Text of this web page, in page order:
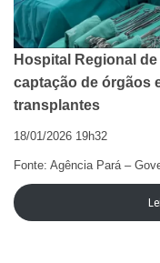
Hospital Regional
captação de órgãos
transplantes
18/01/2026 19h32
Fonte: Agência Pará –